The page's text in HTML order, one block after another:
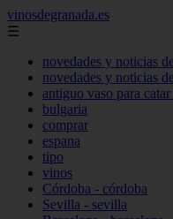
vinosdegranada.es
☰
novedades y noticias
novedades y noticias
antiguo vaso para
bulgaria
comprar
espana
tipo
vinos
Córdoba - córdoba
Sevilla - sevilla